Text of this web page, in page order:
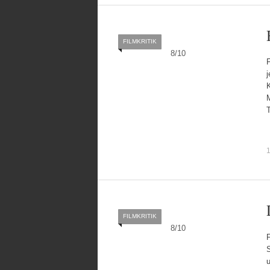
8/10
FILMKRITIK
8/10
FILMKRITIK